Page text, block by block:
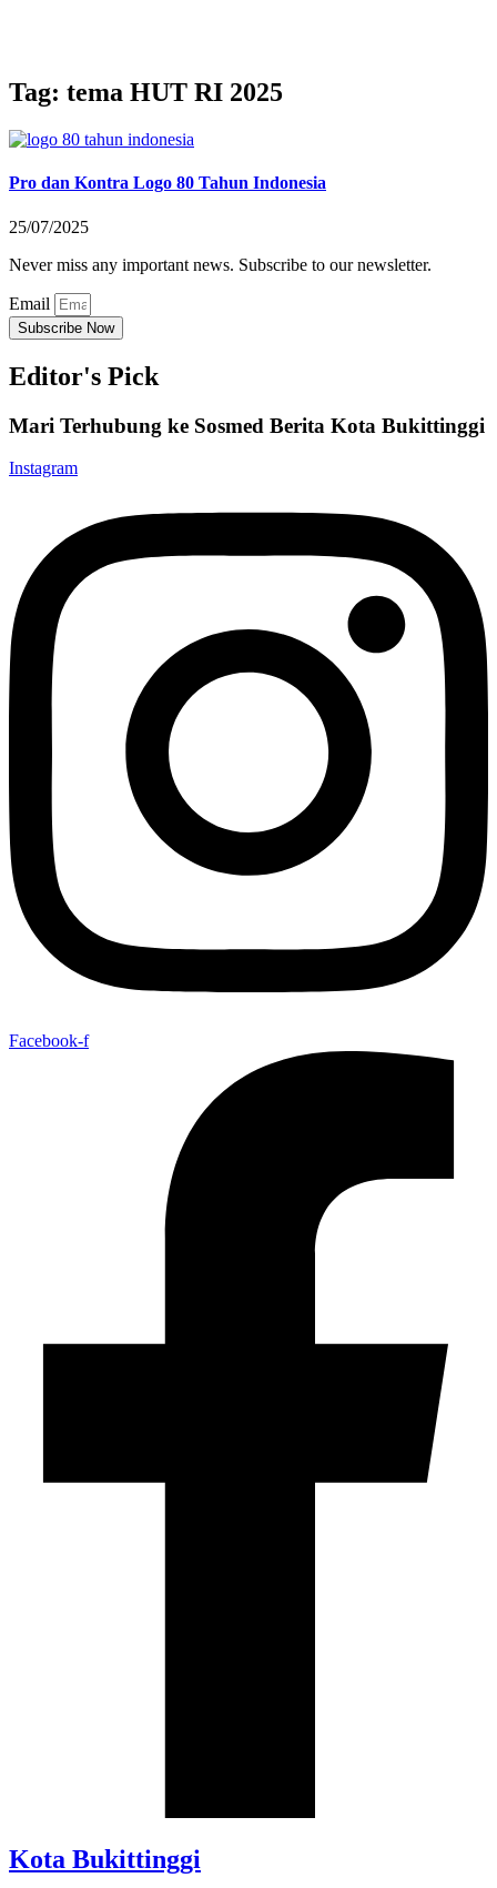
Tag: tema HUT RI 2025
Pro dan Kontra Logo 80 Tahun Indonesia
25/07/2025
Never miss any important news. Subscribe to our newsletter.
Email
Subscribe Now
Editor's Pick
Mari Terhubung ke Sosmed Berita Kota Bukittinggi
Instagram
Facebook-f
Kota Bukittinggi